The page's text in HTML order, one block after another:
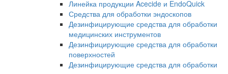
Линейка продукции Acecide и EndoQuick
Средства для обработки эндоскопов
Дезинфицирующие средства для обработки
медицинских инструментов
Дезинфицирующие средства для обработки
поверхностей
Дезинфицирующие средства для обработки